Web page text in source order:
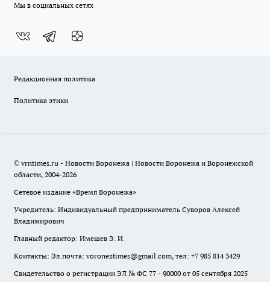
Мы в социальных сетях
Редакционная политика
Политика этики
© vrntimes.ru - Новости Воронежа | Новости Воронежа и Воронежской
области, 2004-2026
Сетевое издание «Время Воронежа»
Учредитель: Индивидуальный предприниматель Суворов Алексей
Владимирович
Главный редактор: Имешев Э. И.
Контакты: Эл.почта: voroneztimes@gmail.com, тел: +7 985 814 3429
Свидетельство о регистрации ЭЛ № ФС 77 - 90000 от 05 сентября 2025